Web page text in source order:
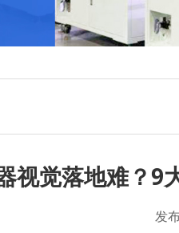
视觉落地难？9
发